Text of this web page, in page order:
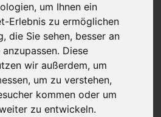
um Ihnen ein
Erlebnis zu ermöglichen
die Sie sehen, besser an
Diese
wir außerdem, um
um zu verstehen,
kommen oder um
zu entwickeln.